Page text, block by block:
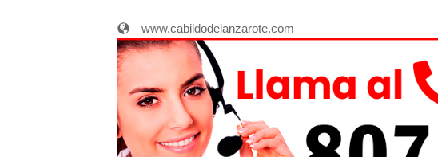
www.cabildodelanzarote.com